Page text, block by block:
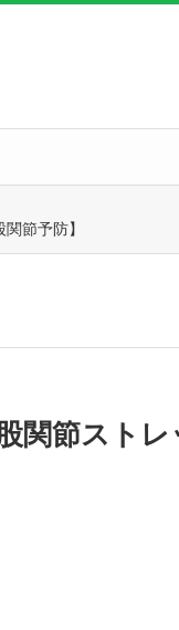
節予防】
関節スト